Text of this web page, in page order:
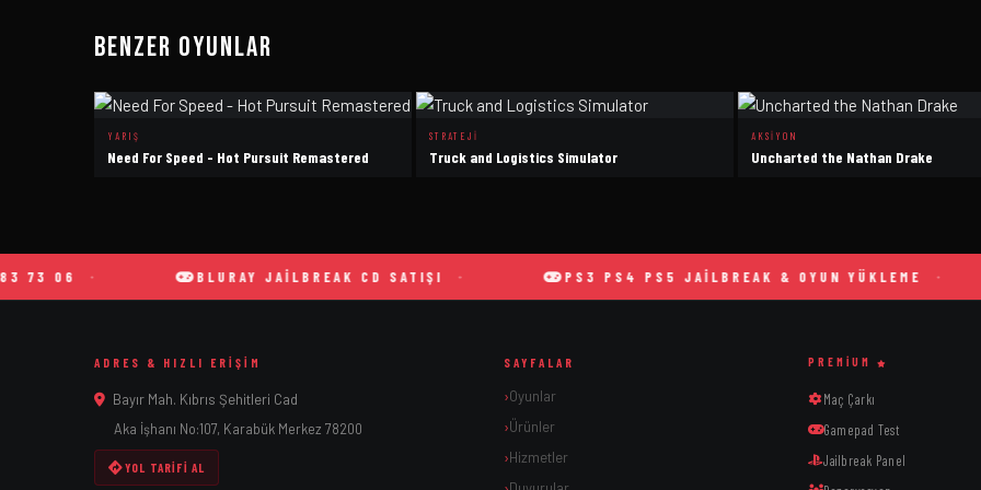
Benzer Oyunlar
YARIŞ
Need For Speed - Hot Pursuit Remastered
STRATEJI
Truck and Logistics Simulator
AKSIYON
Uncharted the Nathan Drake
BLURAY JAILBREAK CD SATIŞI PS3 PS4 PS5 JAILBREAK & OYUN YÜKLEME
ADRES & HIZLI ERIŞIM
Bayır Mah. Kıbrıs Şehitleri Cad
Aka İşhanı No:107, Karabük Merkez 78200
YOL TARIFI AL
SAYFALAR
Oyunlar
Ürünler
Hizmetler
PREMIUM
Maç Çarkı
Gamepad Test
Jailbreak Panel